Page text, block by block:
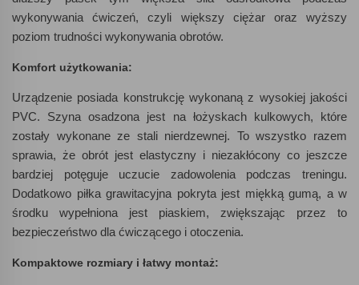
wykonywania ćwiczeń, czyli większy ciężar oraz wyższy
poziom trudności wykonywania obrotów.
Komfort użytkowania:
Urządzenie posiada konstrukcję wykonaną z wysokiej jakości
PVC. Szyna osadzona jest na łożyskach kulkowych, które
zostały wykonane ze stali nierdzewnej. To wszystko razem
sprawia, że obrót jest elastyczny i niezakłócony co jeszcze
bardziej potęguje uczucie zadowolenia podczas treningu.
Dodatkowo piłka grawitacyjna pokryta jest miękką gumą, a w
środku wypełniona jest piaskiem, zwiększając przez to
bezpieczeństwo dla ćwiczącego i otoczenia.
Kompaktowe rozmiary i łatwy montaż: